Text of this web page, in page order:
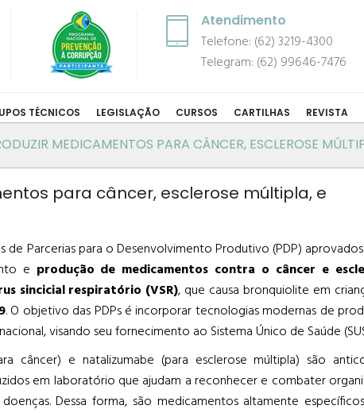
Atendimento
Telefone: (62) 3219-4300
Telegram: (62) 99646-7476
TÉCNICOS LEGISLAÇÃO CURSOS CARTILHAS REVISTA
MEDICAMENTOS PARA CÂNCER, ESCLEROSE
para câncer, esclerose múltipla, e
Parcerias para o Desenvolvimento Produtivo (PDP)
e produção de medicamentos contra o câncer e
sincicial respiratório (VSR), que causa bronquiolite em
. O objetivo das PDPs é incorporar tecnologias modernas de
visando seu fornecimento ao Sistema Único de Saúde
câncer) e natalizumabe (para esclerose múltipla) são
em laboratório que ajudam a reconhecer e combater
Dessa forma, são medicamentos altamente